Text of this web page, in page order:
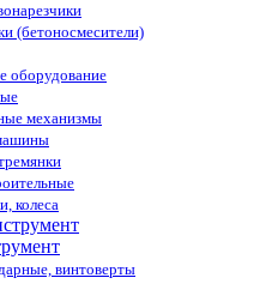
(бетоносмесители)
оборудование
механизмы
колеса
винтоверты